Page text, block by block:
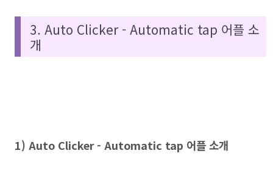
3. Auto Clicker - Automatic tap 어플 소
개
1) Auto Clicker - Automatic tap 어플 소개